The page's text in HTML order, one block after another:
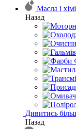
Масла і
Назад
Дивитись
Назад